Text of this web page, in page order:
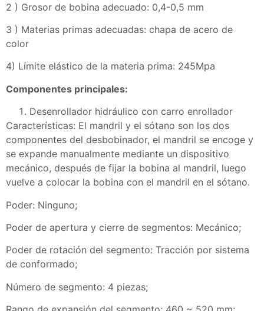
2 ) Grosor de bobina adecuado: 0,4-0,5 mm
3 ) Materias primas adecuadas: chapa de acero de
color
4) Límite elástico de la materia prima: 245Mpa
Componentes principales:
Desenrollador hidráulico con carro enrollador
Características: El mandril y el sótano son los dos
componentes del desbobinador, el mandril se encoge y
se expande manualmente mediante un dispositivo
mecánico, después de fijar la bobina al mandril, luego
vuelve a colocar la bobina con el mandril en el sótano.
Poder: Ninguno;
Poder de apertura y cierre de segmentos: Mecánico;
Poder de rotación del segmento: Tracción por sistema
de conformado;
Número de segmento: 4 piezas;